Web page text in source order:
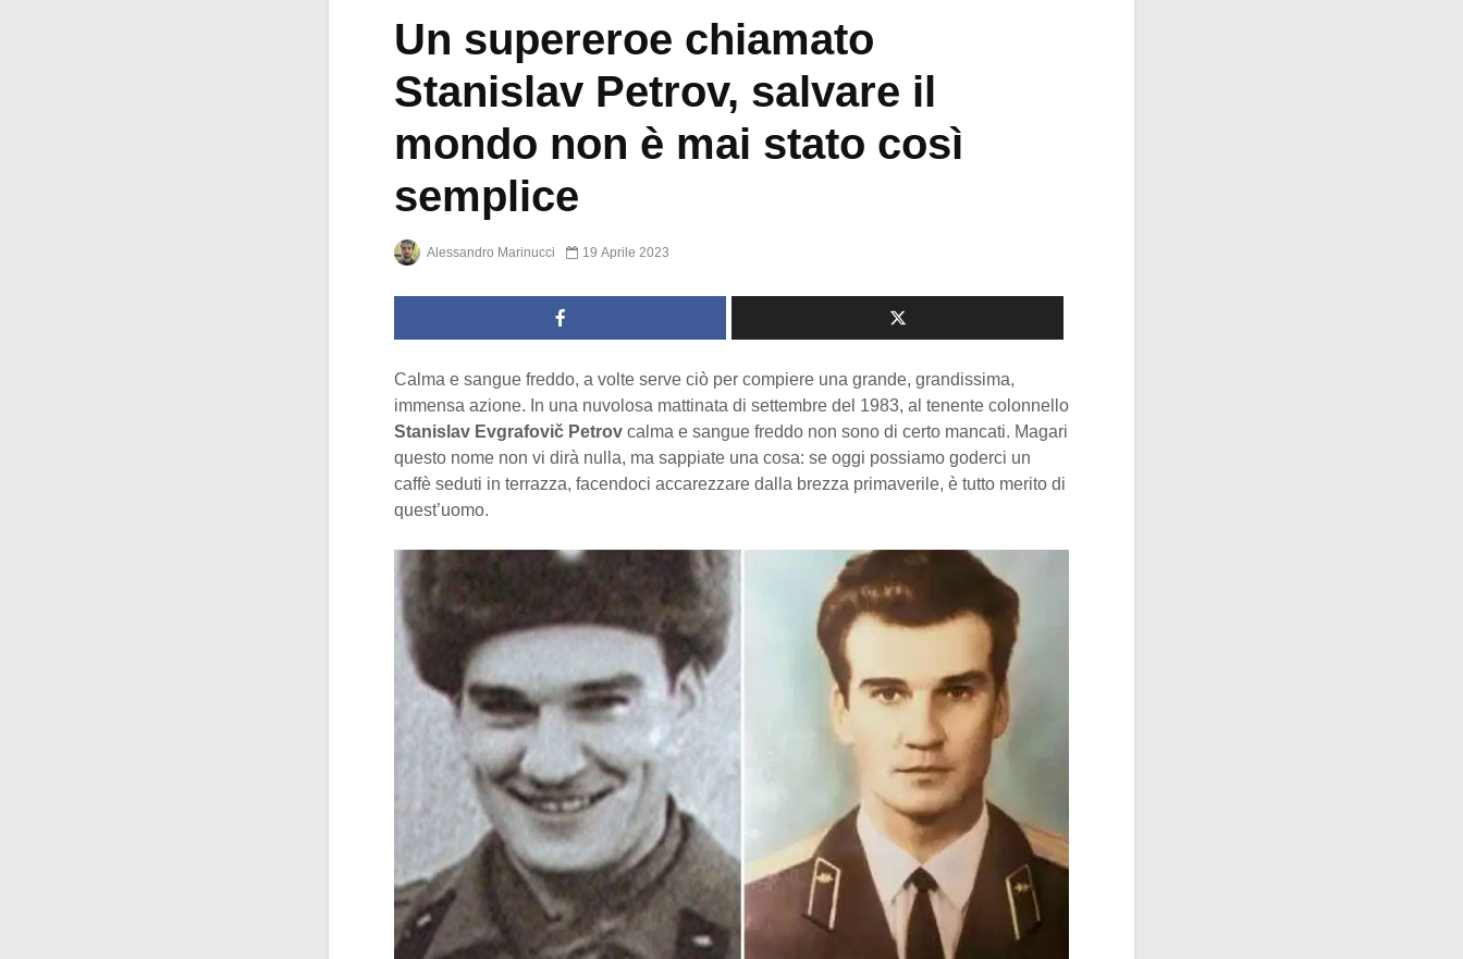
Un supereroe chiamato
Stanislav Petrov, salvare il
mondo non è mai stato così
semplice
Alessandro Marinucci 19 Aprile 2023
Calma e sangue freddo, a volte serve ciò per compiere una grande, grandissima,
immensa azione. In una nuvolosa mattinata di settembre del 1983, al tenente colonnello
Stanislav Evgrafovič Petrov calma e sangue freddo non sono di certo mancati. Magari
questo nome non vi dirà nulla, ma sappiate una cosa: se oggi possiamo goderci un
caffè seduti in terrazza, facendoci accarezzare dalla brezza primaverile, è tutto merito di
quest’uomo.